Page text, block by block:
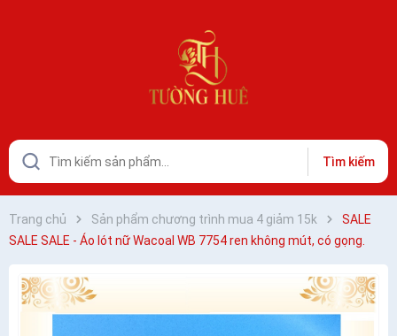
Tìm kiếm
Trang chủ Sản phẩm chương trình mua 4 giảm 15k
SALE
SALE SALE - Áo lót nữ Wacoal WB 7754 ren không mút, có gọng.